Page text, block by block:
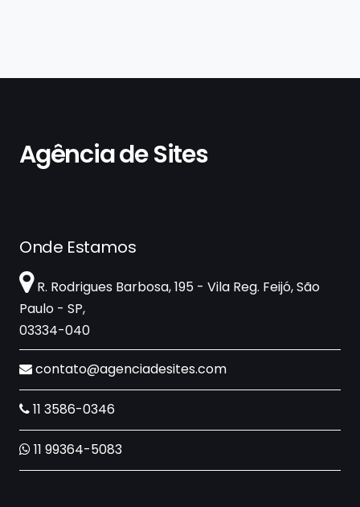
Agência de Sites
Onde Estamos
R. Rodrigues Barbosa, 195 - Vila Reg. Feijó, São
Paulo - SP,
03334-040
contato@agenciadesites.com
11 3586-0346
11 99364-5083